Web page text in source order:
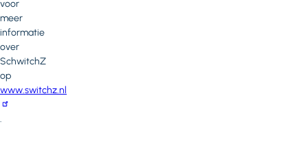
voor
meer
informatie
over
SchwitchZ
op
www.switchz.nl
.